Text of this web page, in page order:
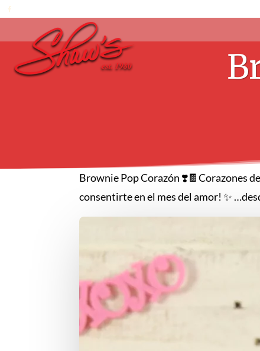
Brownie Pop Corazón ❣️🍫Corazones
consentirte en el mes del amor! ✨